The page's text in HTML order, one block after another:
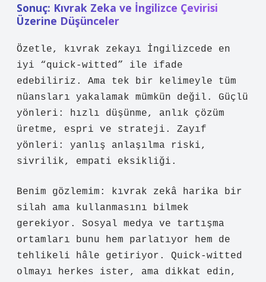
Sonuç: Kıvrak Zeka ve İngilizce Çevirisi
Üzerine Düşünceler
Özetle, kıvrak zekayı İngilizcede en
iyi “quick-witted” ile ifade
edebiliriz. Ama tek bir kelimeyle tüm
nüansları yakalamak mümkün değil. Güçlü
yönleri: hızlı düşünme, anlık çözüm
üretme, espri ve strateji. Zayıf
yönleri: yanlış anlaşılma riski,
sivrilik, empati eksikliği.
Benim gözlemim: kıvrak zekâ harika bir
silah ama kullanmasını bilmek
gerekiyor. Sosyal medya ve tartışma
ortamları bunu hem parlatıyor hem de
tehlikeli hâle getiriyor. Quick-witted
olmayı herkes ister, ama dikkat edin,